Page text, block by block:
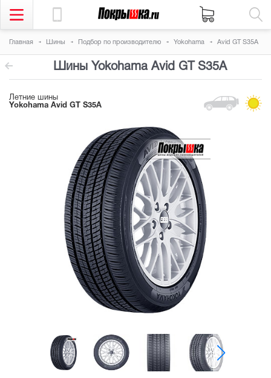
Главная Шины Подбор по производителю Yokohama Avid GT S35A
Шины Yokohama Avid GT S35A
Летние шины
Yokohama Avid GT S35A